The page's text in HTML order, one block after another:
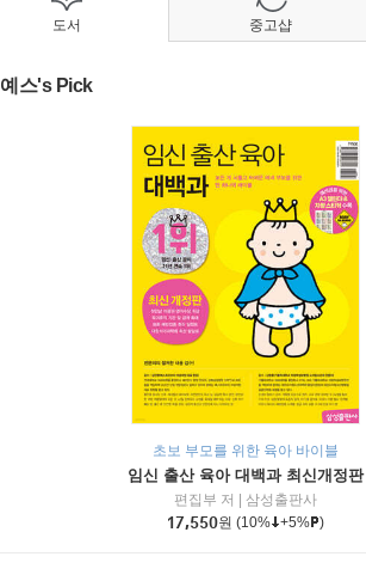
도서
예스's Pick
초보 부모를 위한 육아 바이블
임신 출산 육아 대백과 최신개정판
편집부 저
삼성출판사
17,550원 (10% +5% )
중고샵